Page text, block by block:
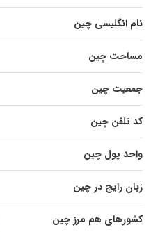
نام انگلیسی چین
مساحت چین
جمعیت چین
کد تلفن چین
واحد پول چین
زبان رایج در چین
کشورهای هم مرز چین